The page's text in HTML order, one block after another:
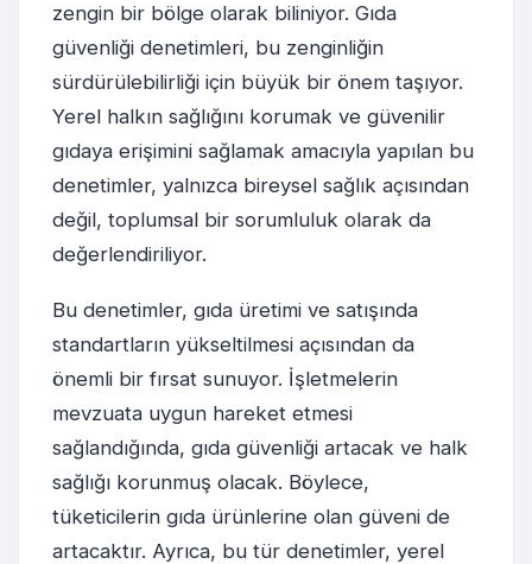
zengin bir bölge olarak biliniyor. Gıda
güvenliği denetimleri, bu zenginliğin
sürdürülebilirliği için büyük bir önem taşıyor.
Yerel halkın sağlığını korumak ve güvenilir
gıdaya erişimini sağlamak amacıyla yapılan bu
denetimler, yalnızca bireysel sağlık açısından
değil, toplumsal bir sorumluluk olarak da
değerlendiriliyor.
Bu denetimler, gıda üretimi ve satışında
standartların yükseltilmesi açısından da
önemli bir fırsat sunuyor. İşletmelerin
mevzuata uygun hareket etmesi
sağlandığında, gıda güvenliği artacak ve halk
sağlığı korunmuş olacak. Böylece,
tüketicilerin gıda ürünlerine olan güveni de
artacaktır. Ayrıca, bu tür denetimler, yerel